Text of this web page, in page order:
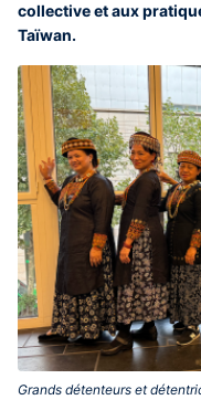
collective et aux
Taïwan.
Grands détenteurs et